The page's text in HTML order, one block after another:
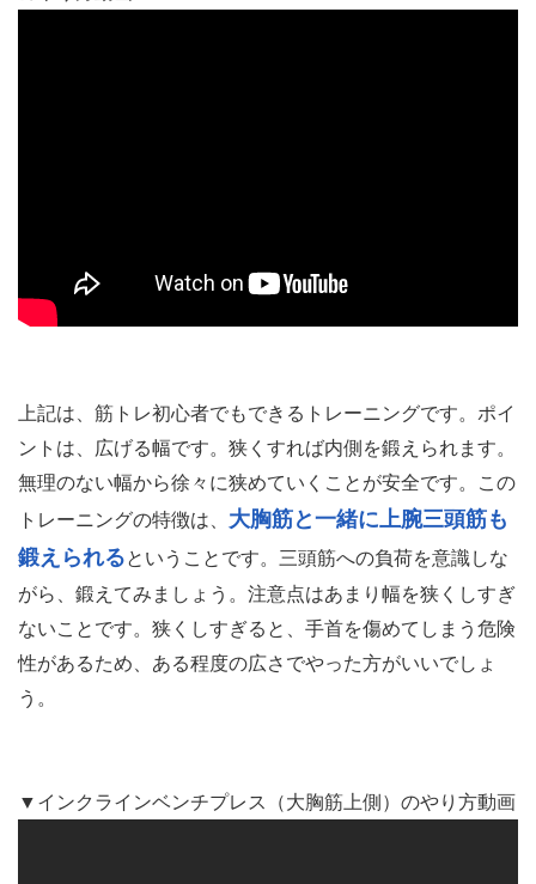
上記は、筋トレ初心者でもできるトレーニングです。ポイ
ントは、広げる幅です。狭くすれば内側を鍛えられます。
無理のない幅から徐々に狭めていくことが安全です。この
トレーニングの特徴は、 大胸筋と一緒に上腕三頭筋も
鍛えられるということです。三頭筋への負荷を意識しな
がら、鍛えてみましょう。注意点はあまり幅を狭くしすぎ
ないことです。狭くしすぎると、手首を傷めてしまう危険
性があるため、ある程度の広さでやった方がいいでしょ
う。
▼インクラインベンチプレス（大胸筋上側）のやり方動画